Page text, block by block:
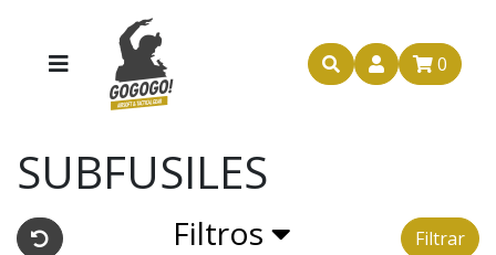
0
SUBFUSILES
Filtros Filtrar